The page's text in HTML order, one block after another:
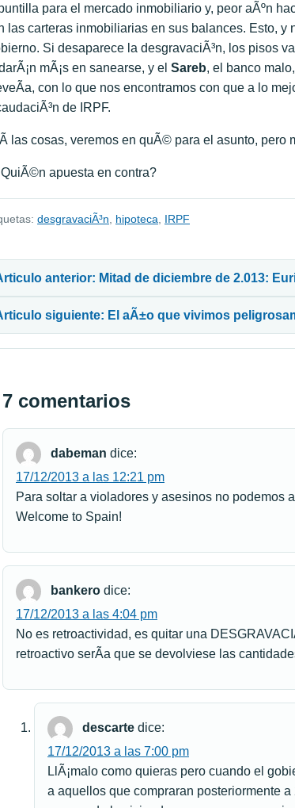
para el mercado inmobiliario y, peor aÃºn
las carteras inmobiliarias en sus balances. Esto, y
Si desaparece la desgravaciÃ³n, los pisos
mÃ¡s en sanearse, y el Sareb, el banco
con lo que nos encontramos con que a lo
de IRPF.
las cosas, veremos en quÃ© para el asunto, pero
apuesta en contra?
desgravaciÃ³n hipoteca IRPF
anterior: Mitad de diciembre de 2.013:
siguiente: El aÃ±o que vivimos
7 comentarios
dabeman dice:
17/12/2013 a las 12:21 pm
Para soltar a violadores y asesinos no podemos
Welcome to Spain!
bankero dice:
17/12/2013 a las 4:04 pm
No es retroactividad, es quitar una
retroactivo serÃ­a que se devolviese las
descarte dice:
17/12/2013 a las 7:00 pm
LlÃ¡malo como quieras pero cuando el
a aquellos que compraran posteriormente